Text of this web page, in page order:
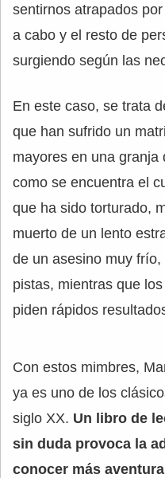
sentirnos atrapados
a cabo y el resto de
surgiendo según las
En este caso, se trata
que han sufrido un
mayores en una granja
como se encuentra el
que ha sido torturado,
muerto de un lento
de un asesino muy
pistas, mientras que
piden rápidos
Con estos mimbres,
ya es uno de los
siglo XX. Un libro de
sin duda provoca la
conocer más